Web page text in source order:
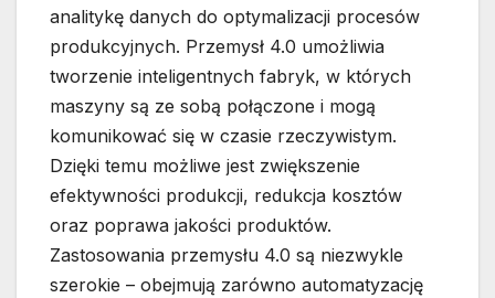
analitykę danych do optymalizacji procesów
produkcyjnych. Przemysł 4.0 umożliwia
tworzenie inteligentnych fabryk, w których
maszyny są ze sobą połączone i mogą
komunikować się w czasie rzeczywistym.
Dzięki temu możliwe jest zwiększenie
efektywności produkcji, redukcja kosztów
oraz poprawa jakości produktów.
Zastosowania przemysłu 4.0 są niezwykle
szerokie – obejmują zarówno automatyzację